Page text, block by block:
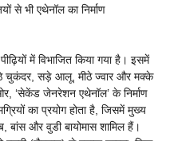
से भी एथेनॉल का निर्माण
में विभाजित किया गया है। इसमें
चुकंदर, सड़े आलू, मीठे ज्वार और मक्के
‘सेकेंड जेनरेशन एथेनॉल’ के निर्माण
का प्रयोग होता है, जिसमें मुख्य
बांस और वुडी बायोमास शामिल हैं।